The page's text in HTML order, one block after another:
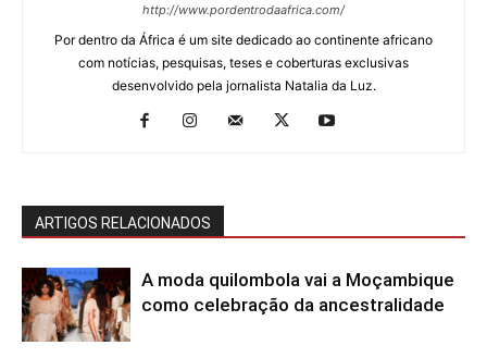
http://www.pordentrodaafrica.com/
Por dentro da África é um site dedicado ao continente africano
com notícias, pesquisas, teses e coberturas exclusivas
desenvolvido pela jornalista Natalia da Luz.
ARTIGOS RELACIONADOS
A moda quilombola vai a Moçambique
como celebração da ancestralidade